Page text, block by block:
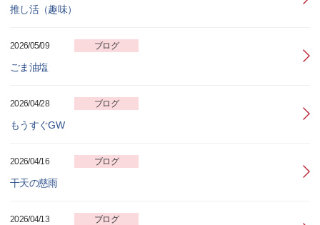
推し活（趣味）
2026/05/09 ブログ
ごま油塩
2026/04/28 ブログ
もうすぐGW
2026/04/16 ブログ
干天の慈雨
2026/04/13 ブログ